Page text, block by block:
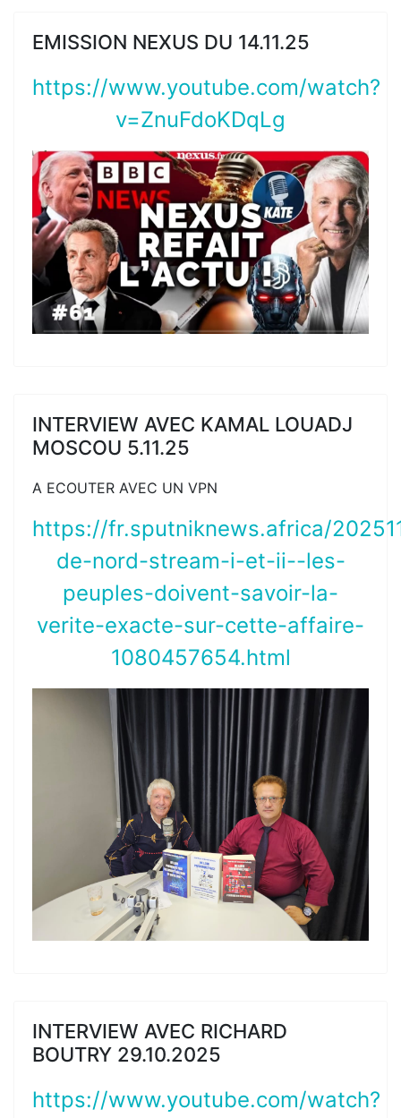
EMISSION NEXUS DU 14.11.25
https://www.youtube.com/watch?
v=ZnuFdoKDqLg
INTERVIEW AVEC KAMAL LOUADJ
MOSCOU 5.11.25
A ECOUTER AVEC UN VPN
https://fr.sputniknews.africa/
de-nord-stream-i-et-ii--les-
peuples-doivent-savoir-la-
verite-exacte-sur-cette-affaire-
1080457654.html
INTERVIEW AVEC RICHARD
BOUTRY 29.10.2025
https://www.youtube.com/watch?